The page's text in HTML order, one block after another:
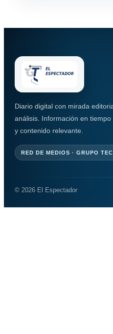
Diario digital con mirada
análisis. Información en
y contenido relevante.
RED DE MEDIOS · GRUPO
© 2026 El Espectador